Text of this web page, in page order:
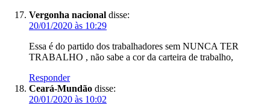
Vergonha nacional disse:
20/01/2020 às 10:29
Essa é do partido dos trabalhadores sem NUNCA TER
TRABALHO , não sabe a cor da carteira de trabalho,
Responder
Ceará-Mundão disse:
20/01/2020 às 10:02